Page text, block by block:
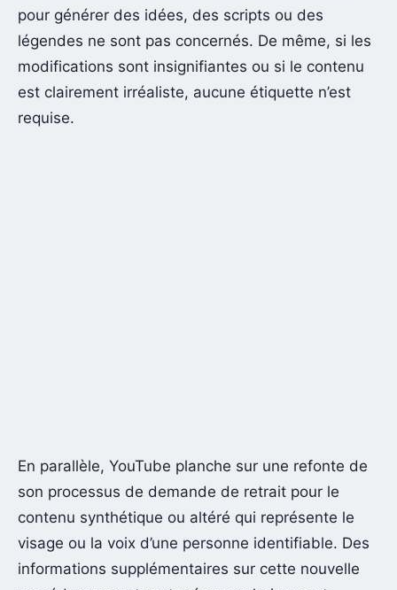
pour générer des idées, des scripts ou des
légendes ne sont pas concernés. De même, si les
modifications sont insignifiantes ou si le contenu
est clairement irréaliste, aucune étiquette n’est
requise.
En parallèle, YouTube planche sur une refonte de
son processus de demande de retrait pour le
contenu synthétique ou altéré qui représente le
visage ou la voix d’une personne identifiable. Des
informations supplémentaires sur cette nouvelle